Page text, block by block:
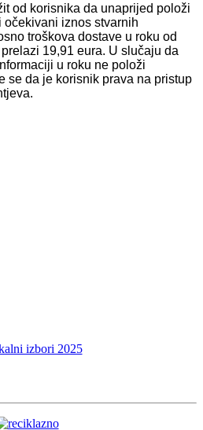
od korisnika da unaprijed položi
iznos stvarnih
troškova dostave u roku od
19,91 eura. U slučaju da
u roku ne položi
se da je korisnik prava na pristup